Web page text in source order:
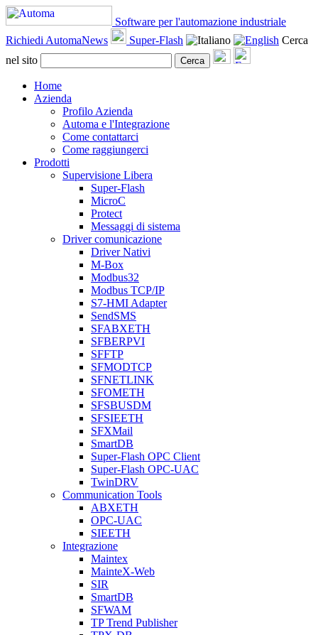
Software per l'automazione industriale
Richiedi AutomaNews
Super-Flash
Cerca
nel sito
Cerca
Home
Azienda
Profilo Azienda
Automa e l'Integrazione
Come contattarci
Come raggiungerci
Prodotti
Supervisione Libera
Super-Flash
MicroC
Protect
Messaggi di sistema
Driver comunicazione
Driver Nativi
M-Box
Modbus32
Modbus TCP/IP
S7-HMI Adapter
SendSMS
SFABXETH
SFBERPVI
SFFTP
SFMODTCP
SFNETLINK
SFOMETH
SFSBUSDM
SFSIEETH
SFXMail
SmartDB
Super-Flash OPC Client
Super-Flash OPC-UAC
TwinDRV
Communication Tools
ABXETH
OPC-UAC
SIEETH
Integrazione
Maintex
MainteX-Web
SIR
SmartDB
SFWAM
TP Trend Publisher